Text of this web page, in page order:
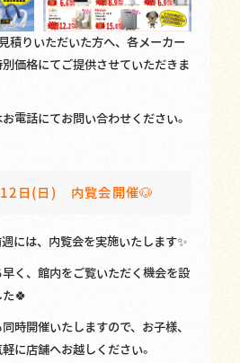
積りいただいた方へ、各メーカー
価格にてご提供させていただきま
電話にてお問い合わせください。
日(日) 内覧会開催🐶
には、内覧会を実施いたします✨
く、館内をご覧いただく機会を設
🍀
時開催いたしますので、お子様、
に店舗へお越しください。